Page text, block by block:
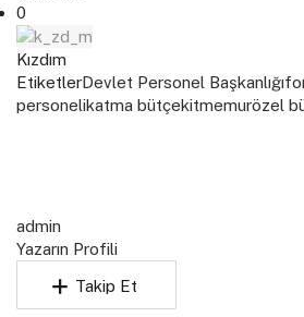
0
Kızdım
EtiketlerDevlet Personel Başkanlığı
personelikatma bütçekitmemurözel
admin
Yazarın Profili
Takip Et